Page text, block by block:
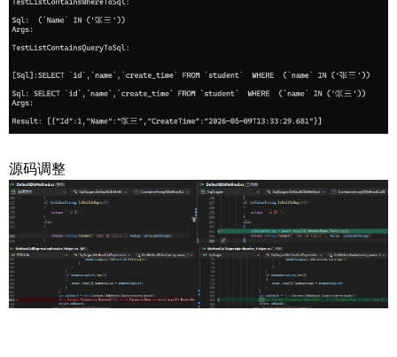
源码调整